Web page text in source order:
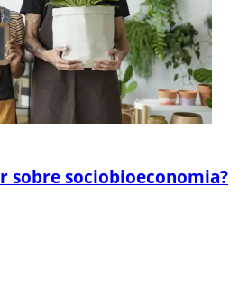
sobre sociobioeconomia?